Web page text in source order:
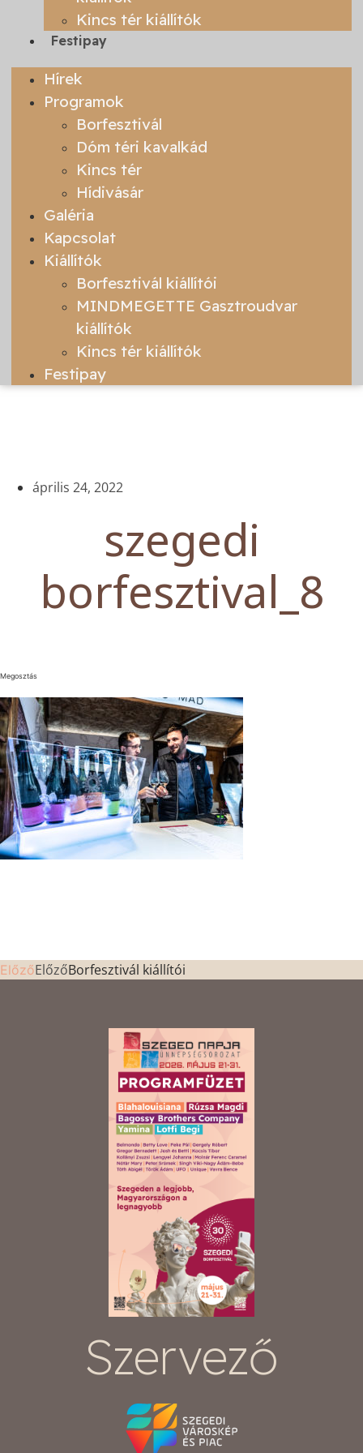
Kincs tér kiállítók
Festipay
Hírek
Programok
Borfesztivál
Dóm téri kavalkád
Kincs tér
Hídivásár
Galéria
Kapcsolat
Kiállítók
Borfesztivál kiállítói
MINDMEGETTE Gasztroudvar
kiállítók
Kincs tér kiállítók
Festipay
április 24, 2022
szegedi
borfesztival_8
Megosztás
ElőzőElőzőBorfesztivál kiállítói
Szervező